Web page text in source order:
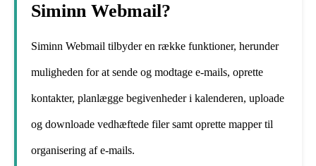
Siminn Webmail?
Siminn Webmail tilbyder en række funktioner, herunder
muligheden for at sende og modtage e-mails, oprette
kontakter, planlægge begivenheder i kalenderen, uploade
og downloade vedhæftede filer samt oprette mapper til
organisering af e-mails.